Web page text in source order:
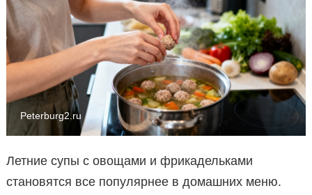
Peterburg2.ru
Летние супы с овощами и фрикадельками
становятся все популярнее в домашних меню.